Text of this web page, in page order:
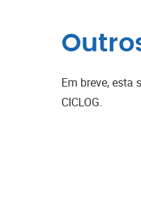
Em breve, esta
CICLOG.